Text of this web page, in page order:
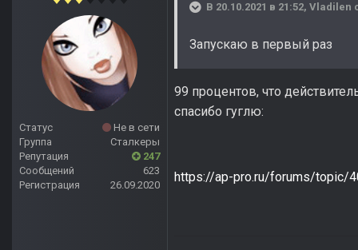
Статус
Не в сети
Группа
Сталкеры
Репутация
247
Сообщений
623
Регистрация
26.09.2020
В 20.10.2021 в 21:52, Vladilen
Запускаю в первый раз
99 процентов, что
спасибо гуглю:
https://ap-pro.ru/forums/topic/